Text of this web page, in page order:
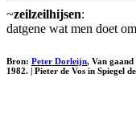
~zeilzeilhijsen:
datgene wat men doet
Bron: Peter Dorleijn, Van
1982. | Pieter de Vos in Spiegel